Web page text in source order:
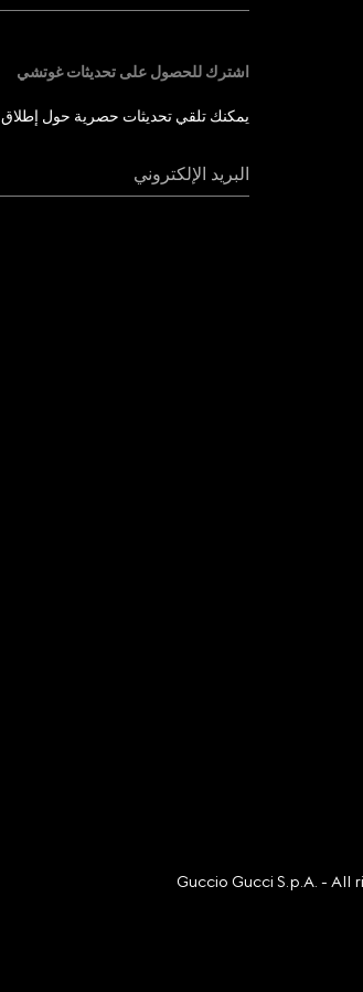
اشترك للحصول على تحديثات غوتشي
يمكنك تلقي تحديثات حصرية حول إطلاق
البريد الإلكتروني